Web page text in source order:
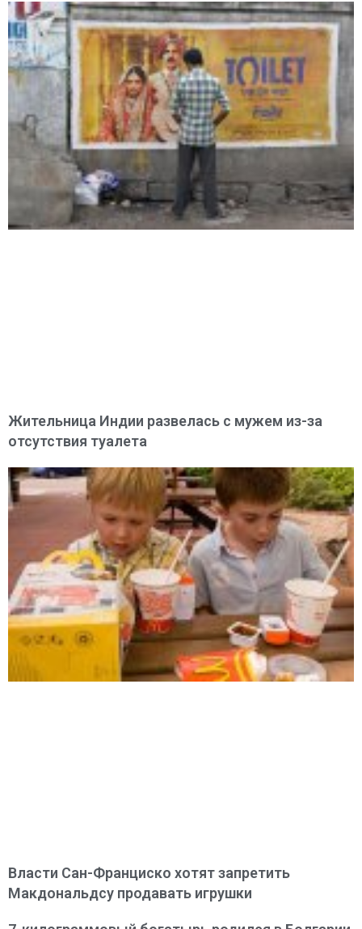
Жительница Индии развелась с мужем из-за
отсутствия туалета
Власти Сан-Франциско хотят запретить
Макдональдсу продавать игрушки